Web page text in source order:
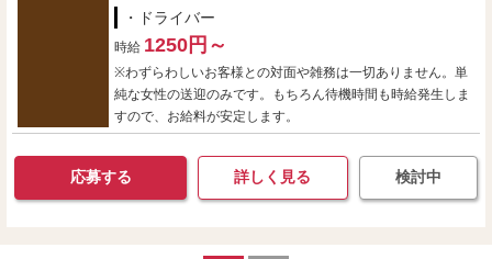
・ドライバー
時給 1250円～
※わずらわしいお客様との対面や雑務は一切ありません。単
純な女性の送迎のみです。もちろん待機時間も時給発生しま
すので、お給料が安定します。
応募する 詳しく見る 検討中